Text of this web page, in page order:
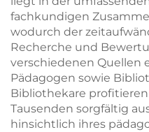
fachkundigen
wodurch der
Recherche und
verschiedenen Quellen
Pädagogen sowie
Bibliothekare
Tausenden sorgfältig
hinsichtlich ihres